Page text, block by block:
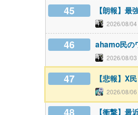
45 【朗報】
2026/08/
46 ahamo民の
2026/08/
47 【悲報】X
2026/08/
48 【衝撃】